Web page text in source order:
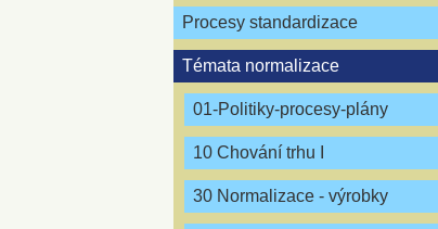
Procesy standardizace
Témata normalizace
01-Politiky-procesy-plány
10 Chování trhu I
30 Normalizace - výrobky